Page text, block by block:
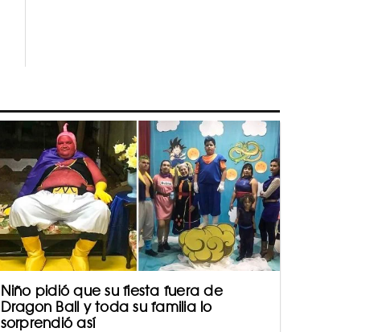
Niño pidió que su fiesta fuera de
Dragon Ball y toda su familia lo
sorprendió así